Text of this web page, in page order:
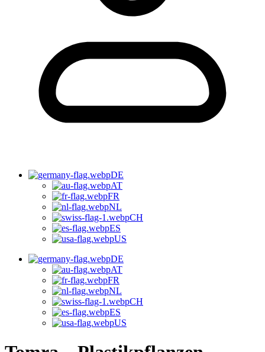
DE
AT
FR
NL
CH
ES
US
DE
AT
FR
NL
CH
ES
US